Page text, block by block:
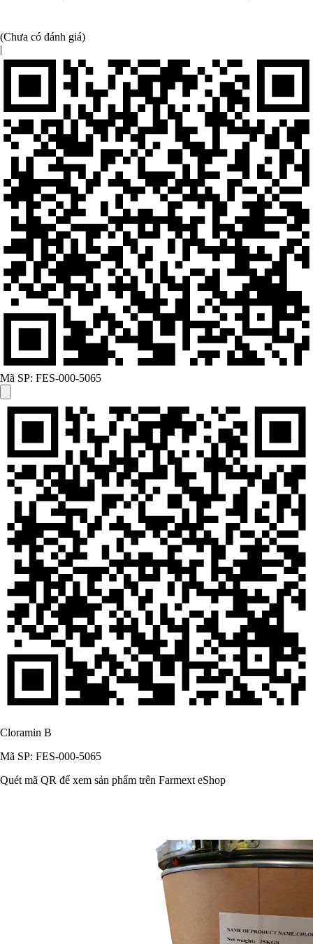
(Chưa có đánh giá)
|
Mã SP: FES-000-5065
Cloramin B
Mã SP: FES-000-5065
Quét mã QR để xem sản phẩm trên Farmext eShop